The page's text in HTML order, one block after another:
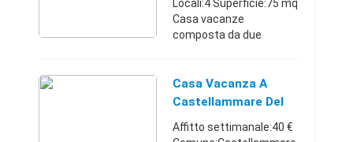
Locali:4 Superficie:75 mq
Casa vacanze
composta da due
esclusivo del bagno e
zona giorno condivisa.
Casa Vacanza A
Castellammare Del
Golfo Vicino Al M
Affitto settimanale:40 €